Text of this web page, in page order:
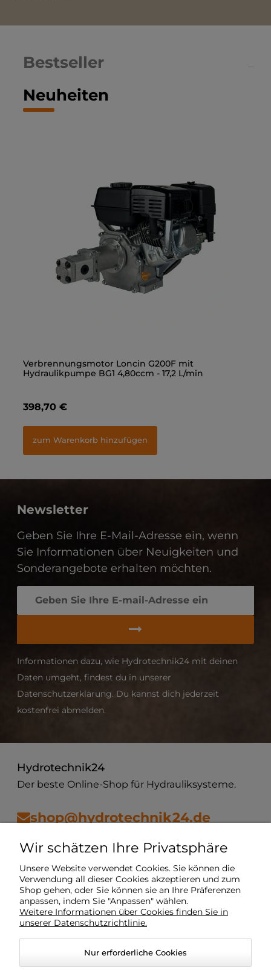
Neuheiten
Bestseller
Verbrennungsmotor Loncin G200F mit
Hydraulikpumpe BG1 4,80ccm - 17,2 L/min
398,70 €
zum Warenkorb hinzufügen
Gerade Einschraubverschraubung 3/8" - M18x1,5
1,40 €
zum Warenkorb hinzufügen
Newsletter
Geben Sie Ihre E-Mail-Adresse ein, wenn
Sie Informationen über Neuigkeiten und
Sonderangebote erhalten möchten.
Informationen dazu, wie Hydrotechnik24 mit deinen
Daten umgeht, findest du in unserer
Datenschutzerklärung. Du kannst dich jederzeit
kostenfrei abmelden.
Hydrotechnik24
Der beste Online-Shop für Hydrauliksysteme.
shop@hydrotechnik24.de
Vorschriften
Mein Konto
Wir schätzen Ihre Privatsphäre
Unsere Website verwendet Cookies. Sie können die
Verwendung all dieser Cookies akzeptieren und zum
Shop gehen, oder Sie können sie an Ihre Präferenzen
anpassen, indem Sie "Anpassen" wählen.
Weitere Informationen über Cookies finden Sie in
unserer Datenschutzrichtlinie.
Nur erforderliche Cookies